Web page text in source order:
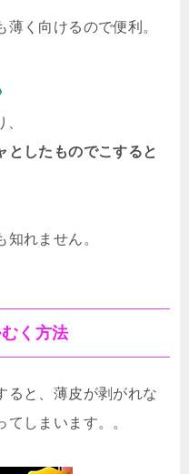
く向けるので便利。
したものでこすると
れません。
く方法
ると、薄皮が剥がれな
てしまいます。。